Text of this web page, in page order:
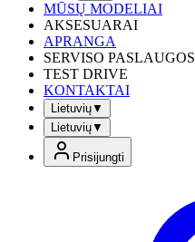
MŪSŲ MODELIAI
AKSESUARAI
APRANGA
SERVISO PASLAUGOS
TEST DRIVE
KONTAKTAI
Lietuvių▼
Lietuvių▼
Prisijungti